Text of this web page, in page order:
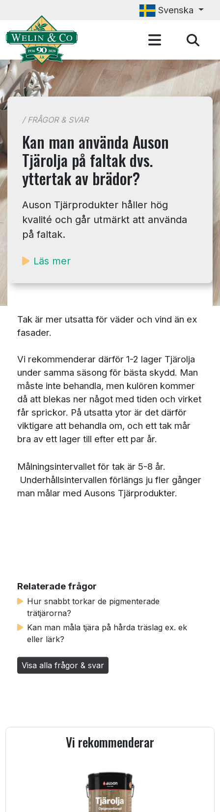
Svenska
/ FRÅGOR & SVAR
Kan man använda Auson
Tjärolja på faltak dvs.
yttertak av brädor?
Auson Tjärprodukter håller hög
kvalité och går utmärkt att använda
på faltak.
Läs mer
Tak är mer utsatta för väder och vind än ex
fasader.
Vi rekommenderar därför 1-2 lager Tjärolja
under samma säsong för bästa skydd. Man
måste inte behandla, men kulören kommer
då att blekas ner något med tiden och virket
får sprickor. På utsatta ytor är det därför
viktigare att behandla om, och ett tak mår
bra av ett lager till efter ett par år.
Målningsintervallet för tak är 5-8 år.
Underhållsintervallen förlängs ju fler gånger
man målar med Ausons Tjärprodukter.
Relaterade frågor
Hur snabbt torkar de pigmenterade
trätjärorna?
Kan man måla tjära på hårda träslag ex. ek
eller lärk?
Visa alla frågor & svar
Vi rekommenderar